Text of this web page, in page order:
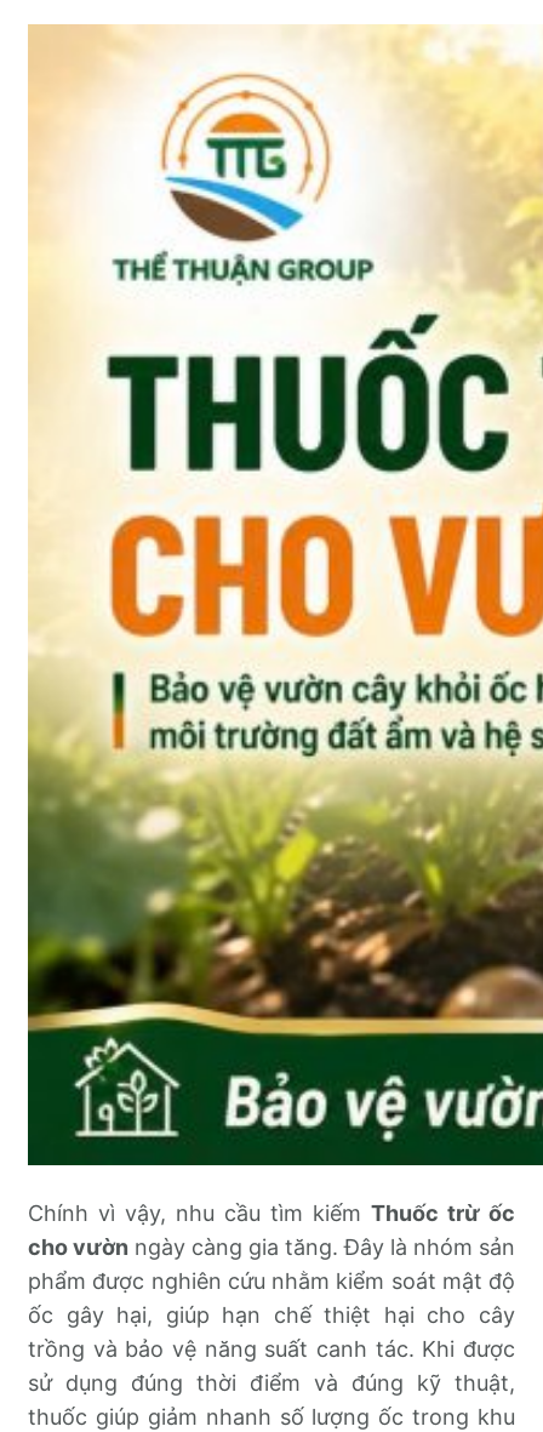
Chính vì vậy, nhu cầu tìm kiếm Thuốc trừ ốc
cho vườn ngày càng gia tăng. Đây là nhóm sản
phẩm được nghiên cứu nhằm kiểm soát mật độ
ốc gây hại, giúp hạn chế thiệt hại cho cây
trồng và bảo vệ năng suất canh tác. Khi được
sử dụng đúng thời điểm và đúng kỹ thuật,
thuốc giúp giảm nhanh số lượng ốc trong khu